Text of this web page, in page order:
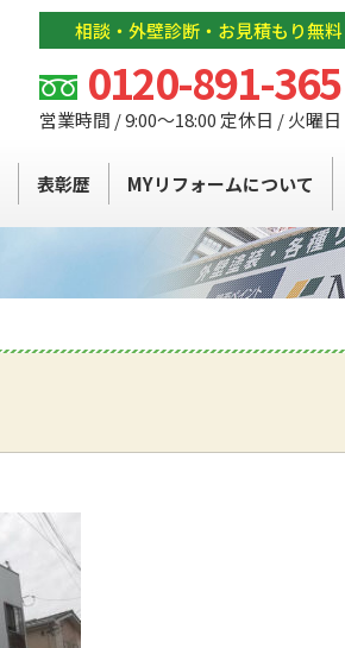
相談・外壁診断・お見積もり無料
0120-891-365
営業時間 / 9:00～18:00 定休日 / 火曜日
表彰歴 MYリフォームについて